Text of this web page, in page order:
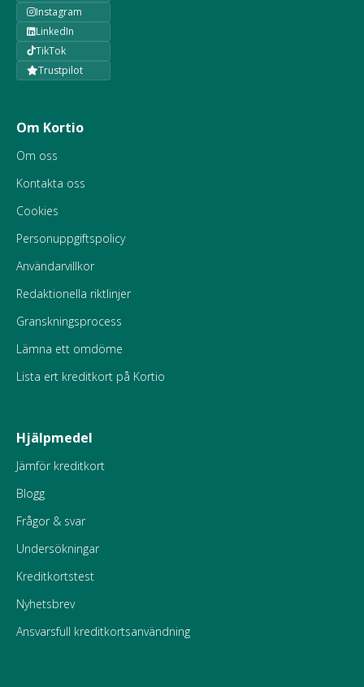
Instagram
LinkedIn
TikTok
Trustpilot
Om Kortio
Om oss
Kontakta oss
Cookies
Personuppgiftspolicy
Användarvillkor
Redaktionella riktlinjer
Granskningsprocess
Lämna ett omdöme
Lista ert kreditkort på Kortio
Hjälpmedel
Jämför kreditkort
Blogg
Frågor & svar
Undersökningar
Kreditkortstest
Nyhetsbrev
Ansvarsfull kreditkortsanvändning